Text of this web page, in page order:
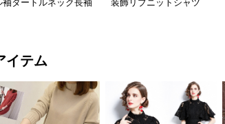
袖タートルネック長袖
装飾リブニットシャツ
イテム